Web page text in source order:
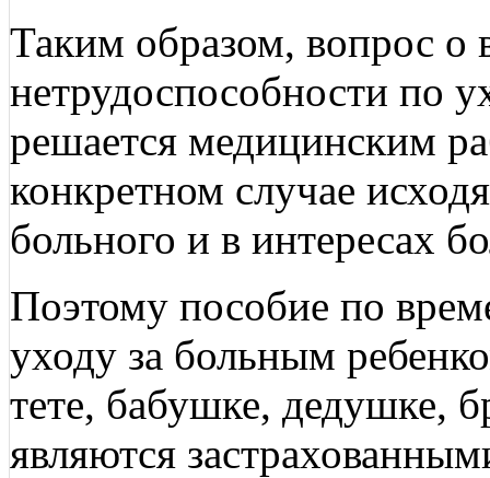
Таким образом, вопрос о
нетрудоспособности по
решается медицинским
конкретном случае
больного и в интересах
Поэтому пособие по
уходу за больным
тете, бабушке, дедушке,
являются